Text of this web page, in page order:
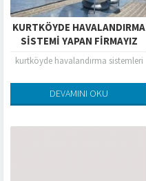
KURTKÖYDE HAVALANDIRMA
SISTEMI YAPAN FIRMAYIZ
kurtköyde havalandırma sistemleri
DEVAMINI OKU